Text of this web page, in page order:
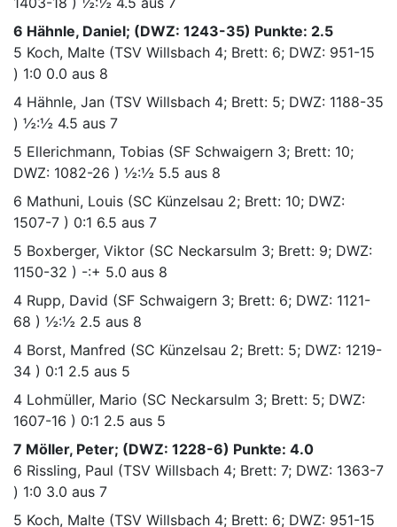
6 Hähnle, Daniel; (DWZ: 1243-35) Punkte: 2.5
5 Koch, Malte (TSV Willsbach 4; Brett: 6; DWZ: 951-15
) 1:0 0.0 aus 8
4 Hähnle, Jan (TSV Willsbach 4; Brett: 5; DWZ: 1188-35
) ½:½ 4.5 aus 7
5 Ellerichmann, Tobias (SF Schwaigern 3; Brett: 10;
DWZ: 1082-26 ) ½:½ 5.5 aus 8
6 Mathuni, Louis (SC Künzelsau 2; Brett: 10; DWZ:
1507-7 ) 0:1 6.5 aus 7
5 Boxberger, Viktor (SC Neckarsulm 3; Brett: 9; DWZ:
1150-32 ) -:+ 5.0 aus 8
4 Rupp, David (SF Schwaigern 3; Brett: 6; DWZ: 1121-
68 ) ½:½ 2.5 aus 8
4 Borst, Manfred (SC Künzelsau 2; Brett: 5; DWZ: 1219-
34 ) 0:1 2.5 aus 5
4 Lohmüller, Mario (SC Neckarsulm 3; Brett: 5; DWZ:
1607-16 ) 0:1 2.5 aus 5
7 Möller, Peter; (DWZ: 1228-6) Punkte: 4.0
6 Rissling, Paul (TSV Willsbach 4; Brett: 7; DWZ: 1363-7
) 1:0 3.0 aus 7
5 Koch, Malte (TSV Willsbach 4; Brett: 6; DWZ: 951-15